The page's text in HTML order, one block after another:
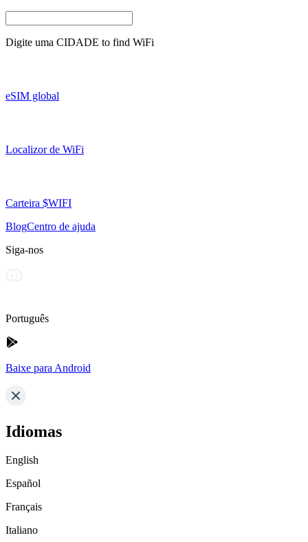
Digite uma CIDADE to find WiFi
eSIM global
Localizor de WiFi
Carteira $WIFI
BlogCentro de ajuda
Siga-nos
Português
Baixe para Android
Idiomas
English
Español
Français
Italiano